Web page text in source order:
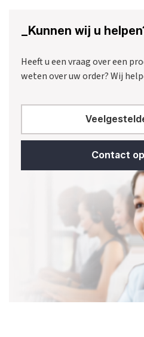
_Kunnen wij u
Heeft u een vraag over een
weten over uw order? Wij
Contact